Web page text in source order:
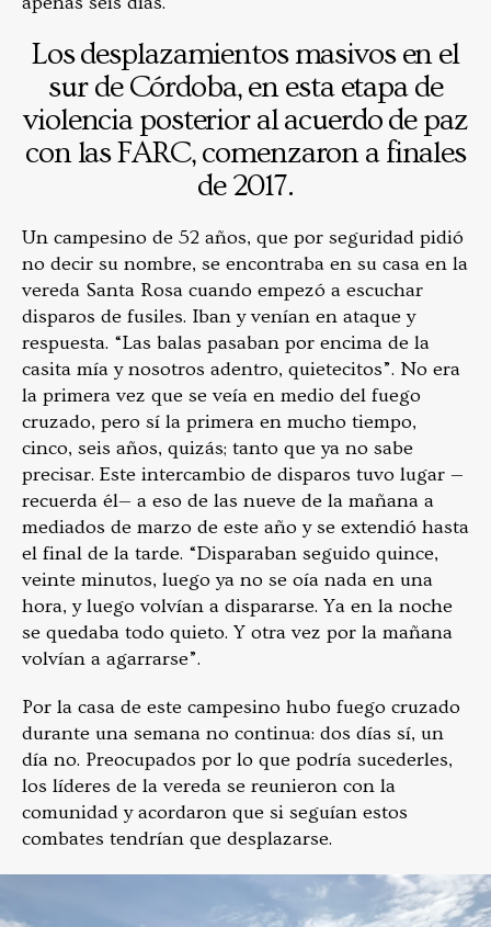
Los desplazamientos masivos en el
sur de Córdoba, en esta etapa de
violencia posterior al acuerdo de paz
con las FARC, comenzaron a finales
de 2017.
Un campesino de 52 años, que por seguridad pidió
no decir su nombre, se encontraba en su casa en la
vereda Santa Rosa cuando empezó a escuchar
disparos de fusiles. Iban y venían en ataque y
respuesta. “Las balas pasaban por encima de la
casita mía y nosotros adentro, quietecitos”. No era
la primera vez que se veía en medio del fuego
cruzado, pero sí la primera en mucho tiempo,
cinco, seis años, quizás; tanto que ya no sabe
precisar. Este intercambio de disparos tuvo lugar —
recuerda él— a eso de las nueve de la mañana a
mediados de marzo de este año y se extendió hasta
el final de la tarde. “Disparaban seguido quince,
veinte minutos, luego ya no se oía nada en una
hora, y luego volvían a dispararse. Ya en la noche
se quedaba todo quieto. Y otra vez por la mañana
volvían a agarrarse”.
Por la casa de este campesino hubo fuego cruzado
durante una semana no continua: dos días sí, un
día no. Preocupados por lo que podría sucederles,
los líderes de la vereda se reunieron con la
comunidad y acordaron que si seguían estos
combates tendrían que desplazarse.